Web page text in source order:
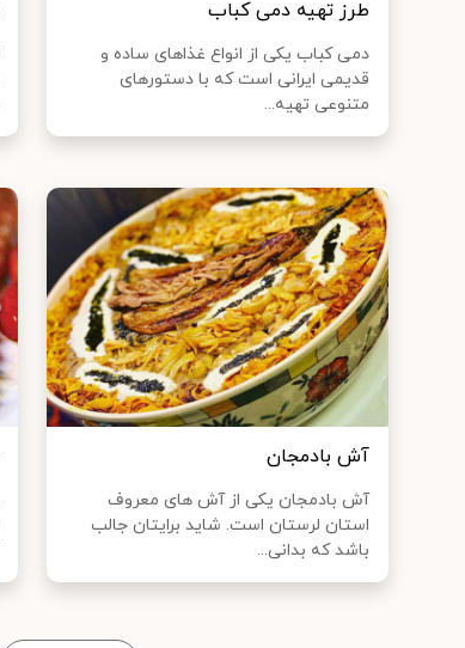
طرز تهیه دمی کباب
دمی کباب یکی از انواع غذاهای ساده و
قدیمی ایرانی است که با دستورهای
متنوعی تهیه...
آش بادمجان
آش بادمجان یکی از آش های معروف
استان لرستان است. شاید برایتان جالب
باشد که بدانی...